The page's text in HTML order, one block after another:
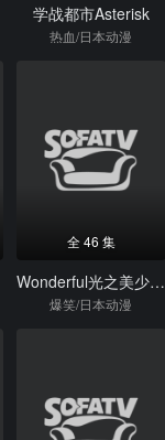
学战都市Asterisk
热血/日本动漫
全 46 集
Wonderful光之美少女！
爆笑/日本动漫